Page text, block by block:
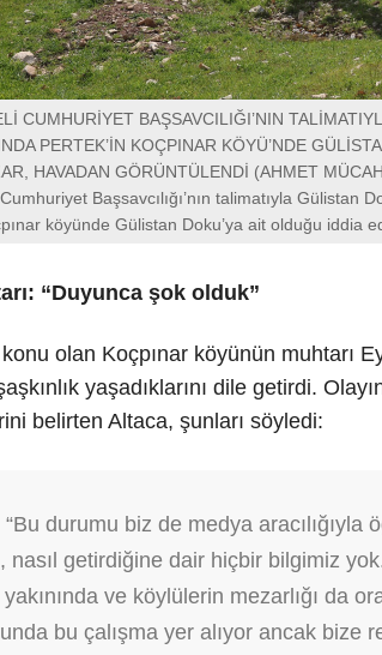
CUMHURİYET BAŞSAVCILIĞI’NIN
PERTEK’İN KOÇPINAR KÖYÜ’NDE
HAVADAN GÖRÜNTÜLENDİ (AHMET
Başsavcılığı’nın talimatıyla Gülistan
köyünde Gülistan Doku’ya ait olduğu iddia
“Duyunca şok olduk”
olan Koçpınar köyünün muhtarı
yaşadıklarını dile getirdi.
belirten Altaca, şunları söyledi:
“Bu durumu biz de medya
nasıl getirdiğine dair hiçbir bilgimiz
ve köylülerin mezarlığı da
bu çalışma yer alıyor ancak bize